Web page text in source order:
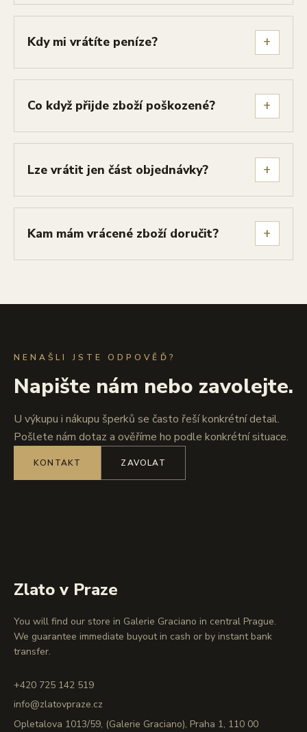
Kdy mi vrátíte peníze? +
Co když přijde zboží poškozené? +
Lze vrátit jen část objednávky? +
Kam mám vrácené zboží doručit? +
NENAŠLI JSTE ODPOVĚĎ?
Napište nám nebo zavolejte.
U výkupu i nákupu šperků se často řeší konkrétní detail.
Pošlete nám dotaz a ověříme ho podle konkrétní situace.
KONTAKT ZAVOLAT
Zlato v Praze
You will find our store in Galerie Graciano in central Prague.
We guarantee immediate buyout in cash or by instant bank
transfer.
+420 725 142 519
info@zlatovpraze.cz
Opletalova 1013/59, (Galerie Graciano), Praha 1, 110 00